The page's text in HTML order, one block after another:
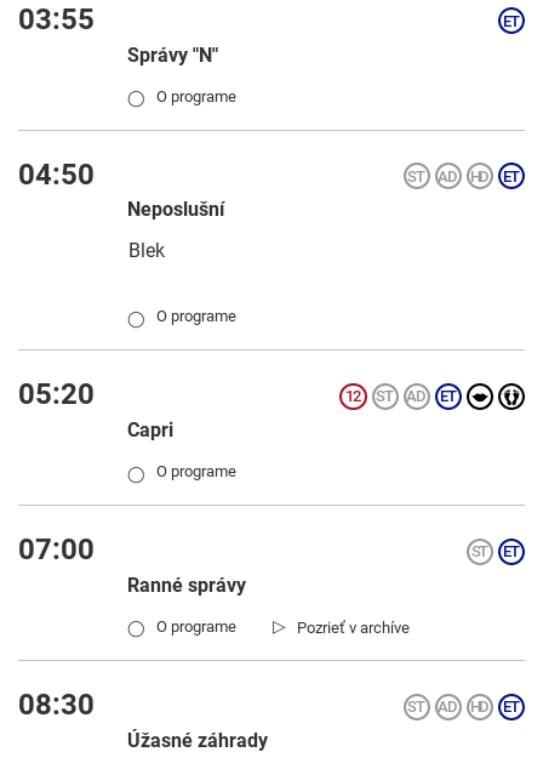
03:55
Správy "N"
◯ O programe
04:50
Neposlušní
Blek
◯ O programe
05:20
Capri
◯ O programe
07:00
Ranné správy
▷ Pozrieť v archíve
◯ O programe
08:30
Úžasné záhrady